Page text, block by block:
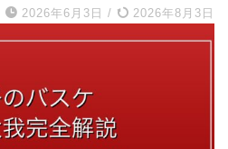
2026年6月3日 / 2026年8月3日